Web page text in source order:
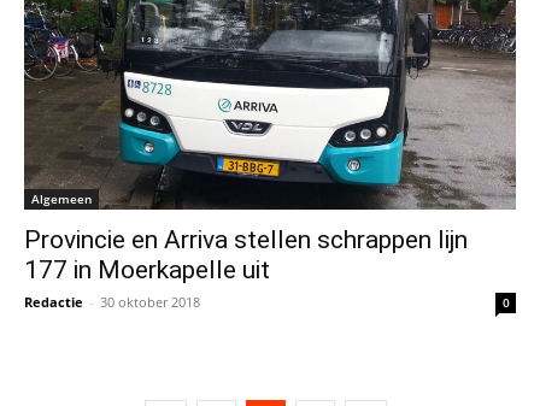
Algemeen
Provincie en Arriva stellen schrappen lijn
177 in Moerkapelle uit
Redactie - 30 oktober 2018 0